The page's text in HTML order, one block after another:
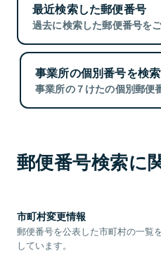
最近検索した郵便番号
過去に検索した郵便番号を
事業所の個別番号を検
事業所の７けたの個別郵便
郵便番号検索に
市町村変更情報
郵便番号を公表した市町村の一覧
しています。